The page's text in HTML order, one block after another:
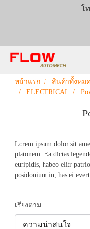
โ
หน้าแรก สินค้าทั้งหมด
ELECTRICAL
Lorem ipsum dolor sit
platonem. Ea dictas
euripidis, habeo elitr
posidonium in, has ei
เรียงตาม